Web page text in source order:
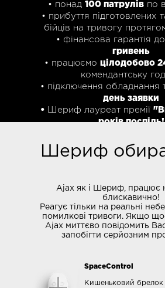
• понад 100 патрулів по
• прибуття підготовлених
бійців на тривогу
• фінансова гарантія до
гривень
• працюємо цілодобово
комендантську
• підключення обладнання
день заявки
•
Шериф лауреат премії
років поспіль!
Шериф
Ajax як і Шериф, працює
блискавично!
Реагує тільки на реальні
помилкові тривоги. Якщо
Ajax миттєво повідомить
запобігти серйозним
SpaceControl
Кишеньковий брелок